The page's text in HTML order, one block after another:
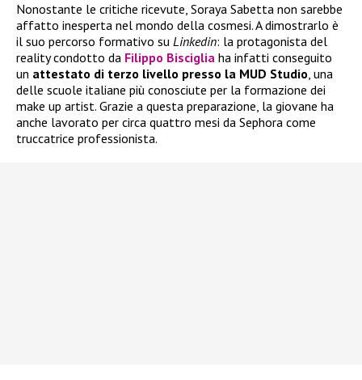
Nonostante le critiche ricevute, Soraya Sabetta non sarebbe
affatto inesperta nel mondo della cosmesi. A dimostrarlo è
il suo percorso formativo su Linkedin: la protagonista del
reality condotto da Filippo Bisciglia ha infatti conseguito
un attestato di terzo livello presso la MUD Studio, una
delle scuole italiane più conosciute per la formazione dei
make up artist. Grazie a questa preparazione, la giovane ha
anche lavorato per circa quattro mesi da Sephora come
truccatrice professionista.